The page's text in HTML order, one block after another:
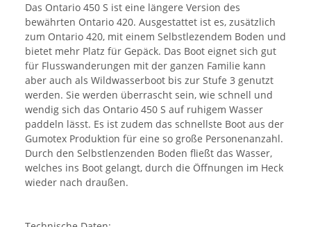
Das Ontario 450 S ist eine längere Version des
bewährten Ontario 420. Ausgestattet ist es, zusätzlich
zum Ontario 420, mit einem Selbstlezendem Boden und
bietet mehr Platz für Gepäck. Das Boot eignet sich gut
für Flusswanderungen mit der ganzen Familie kann
aber auch als Wildwasserboot bis zur Stufe 3 genutzt
werden. Sie werden überrascht sein, wie schnell und
wendig sich das Ontario 450 S auf ruhigem Wasser
paddeln lässt. Es ist zudem das schnellste Boot aus der
Gumotex Produktion für eine so große Personenanzahl.
Durch den Selbstlenzenden Boden fließt das Wasser,
welches ins Boot gelangt, durch die Öffnungen im Heck
wieder nach draußen.